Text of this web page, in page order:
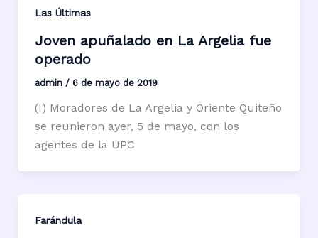
Las Últimas
Joven apuñalado en La Argelia fue
operado
admin / 6 de mayo de 2019
(I) Moradores de La Argelia y Oriente Quiteño
se reunieron ayer, 5 de mayo, con los
agentes de la UPC
Farándula